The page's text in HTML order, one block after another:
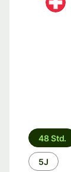
Zeitraum
48 Std.
5J